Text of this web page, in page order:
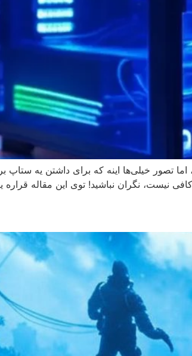
تصور خیلی‌ها اینه که برای داشتن یه ستاپ
نیست، نگران نباشید! توی این مقاله